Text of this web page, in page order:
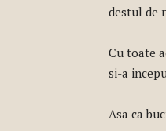
destul de
Cu toate
si-a
Asa ca